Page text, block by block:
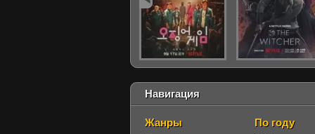
Навигация
Жанры По году